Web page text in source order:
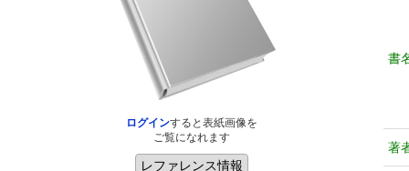
ログインすると表紙画像を
ご覧になれます
書
著